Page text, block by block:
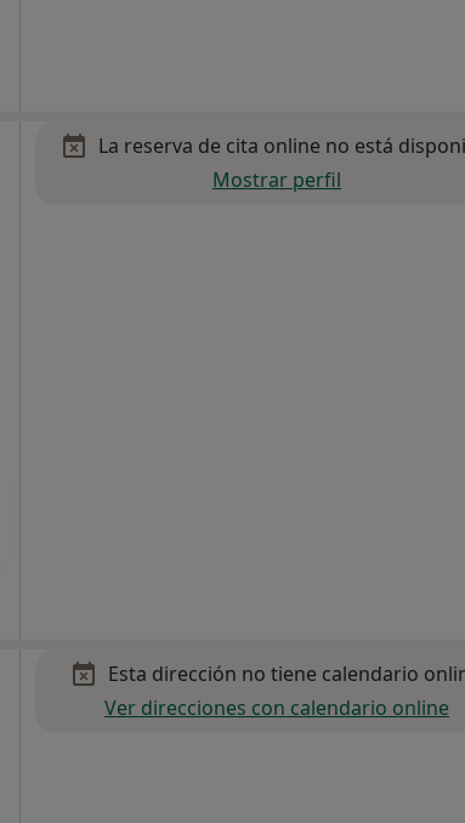
La reserva de cita online no está
Mostrar perfil
Esta dirección no tiene calendario
Ver direcciones con calendario online